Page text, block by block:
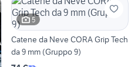
5
Catene da Neve CORA Grip Tech
da 9 mm (Gruppo 9)